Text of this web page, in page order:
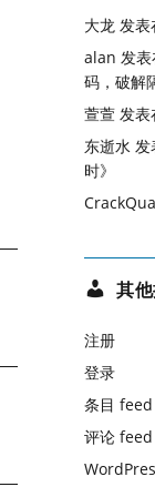
大龙 发表
alan 发表
码，破解
萱萱 发表
东逝水 发
时》
其
注册
登录
条目 feed
评论 feed